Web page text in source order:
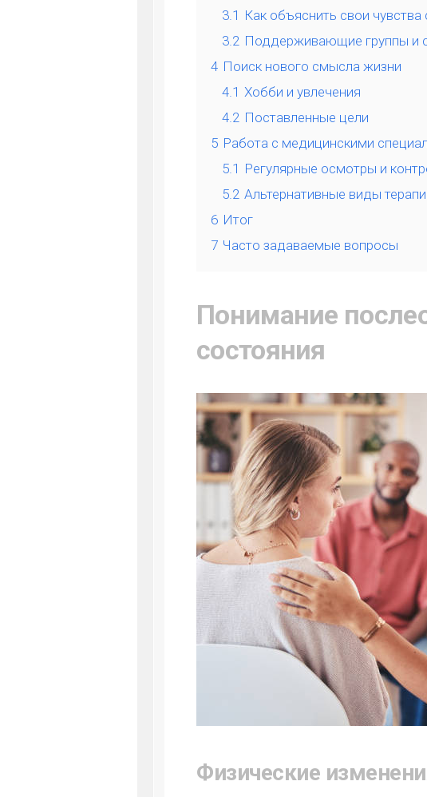
3.1 Как объяснить свои
3.2 Поддерживающие группы и
4 Поиск нового смысла жизни
4.1 Хобби и увлечения
4.2 Поставленные цели
5 Работа с медицинскими
5.1 Регулярные осмотры и
5.2 Альтернативные виды
6 Итог
7 Часто задаваемые вопросы
Понимание
состояния
Физические